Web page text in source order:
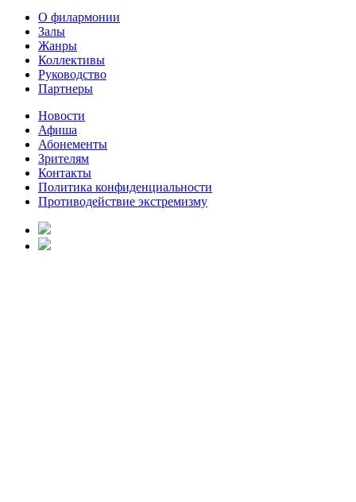
О филармонии
Залы
Жанры
Коллективы
Руководство
Партнеры
Новости
Афиша
Абонементы
Зрителям
Контакты
Политика конфиденциальности
Противодействие экстремизму